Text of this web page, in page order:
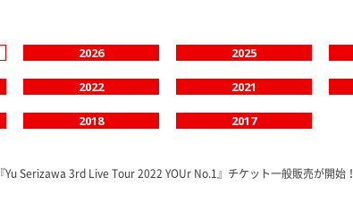
2026 2025
2022 2021
2018 2017
『Yu Serizawa 3rd Live Tour 2022 YOUr No.1』チケット一般販売が開始！